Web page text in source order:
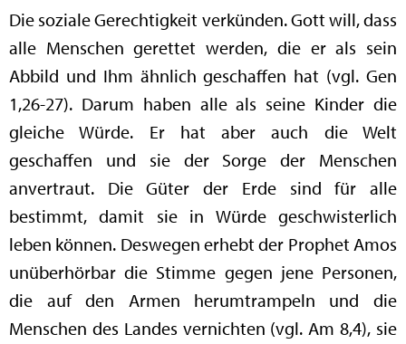
Die soziale Gerechtigkeit verkünden. Gott will, dass
alle Menschen gerettet werden, die er als sein
Abbild und Ihm ähnlich geschaffen hat (vgl. Gen
1,26-27). Darum haben alle als seine Kinder die
gleiche Würde. Er hat aber auch die Welt
geschaffen und sie der Sorge der Menschen
anvertraut. Die Güter der Erde sind für alle
bestimmt, damit sie in Würde geschwisterlich
leben können. Deswegen erhebt der Prophet Amos
unüberhörbar die Stimme gegen jene Personen,
die auf den Armen herumtrampeln und die
Menschen des Landes vernichten (vgl. Am 8,4), sie